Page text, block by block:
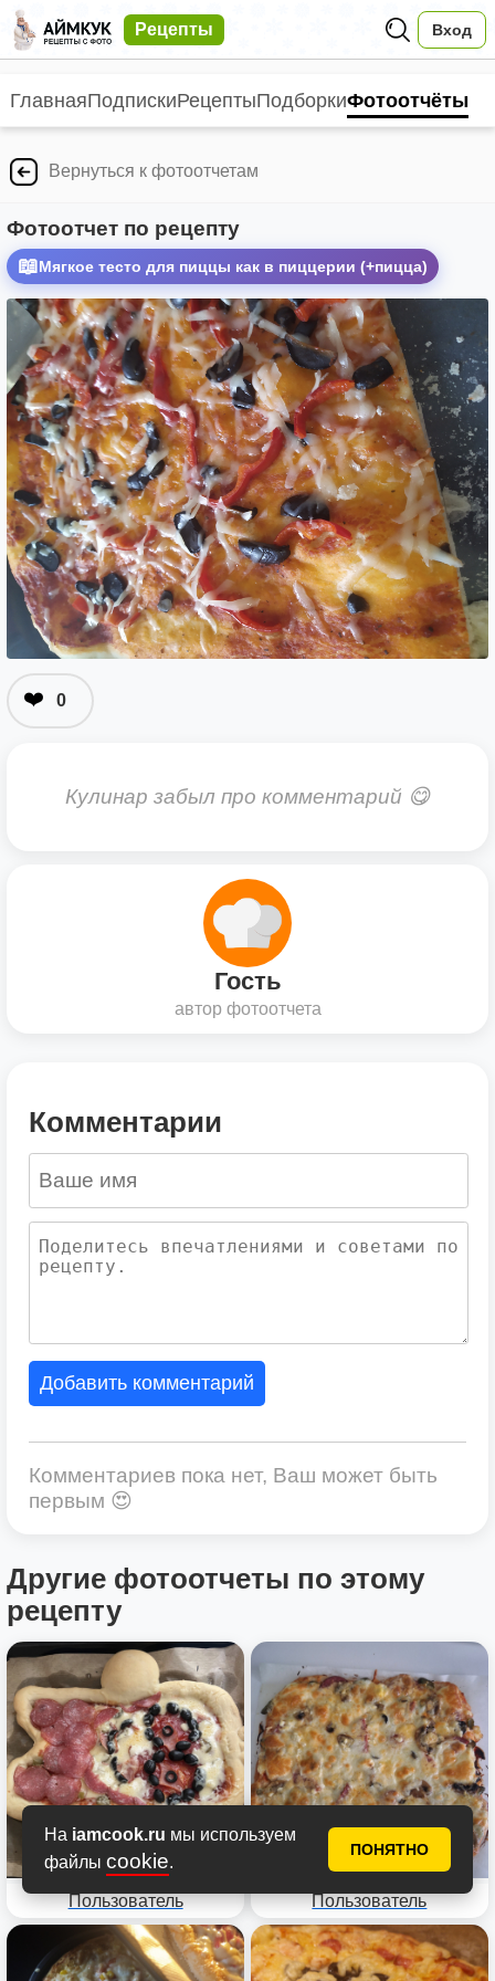
На iamcook.ru мы используем
файлы cookie.
ПОНЯТНО
Рецепты Вход
ГлавнаяПодпискиРецептыПодборкиФотоотчёты
Вернуться к фотоотчетам
Фотоотчет по рецепту
📖Мягкое тесто для пиццы как в пиццерии (+пицца)
❤️ 0
Кулинар забыл про комментарий 😋
Гость
автор фотоотчета
Комментарии
Добавить комментарий
Комментариев пока нет, Ваш может быть
первым 😍
Другие фотоотчеты по этому
рецепту
Пользователь Пользователь